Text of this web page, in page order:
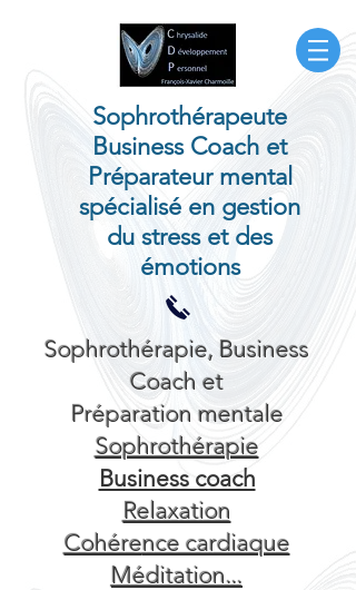
Sophrothérapeute
Business Coach et
Préparateur mental
spécialisé en gestion
du stress et des
émotions
Sophrothérapie, Business
Coach et
Préparation mentale
Sophrothérapie
Business coach
Relaxation
Cohérence cardiaque
Méditation...